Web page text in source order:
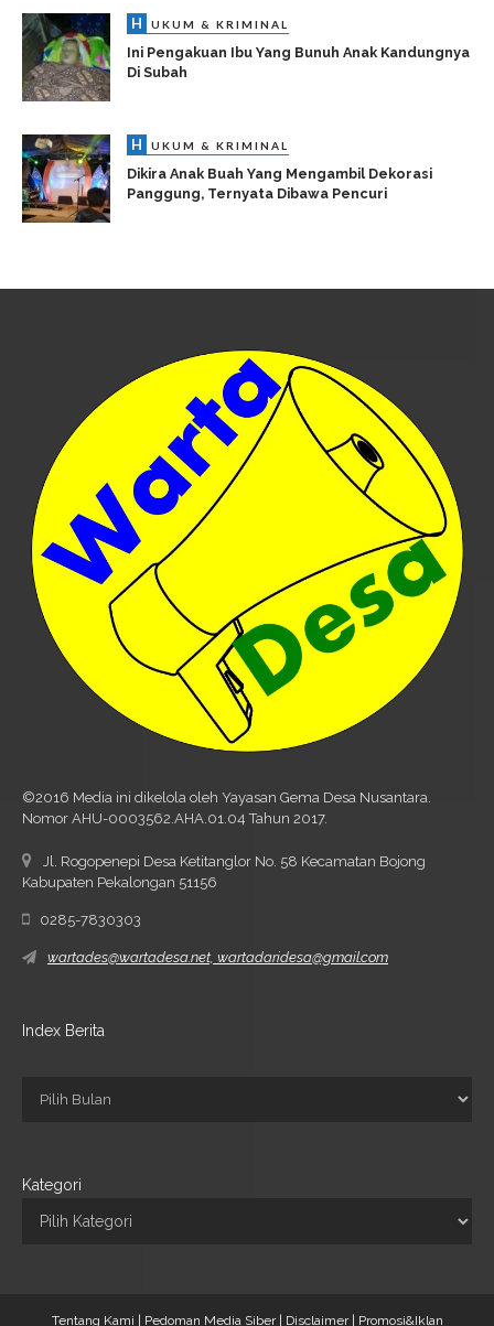
H UKUM & KRIMINAL
Ini Pengakuan Ibu Yang Bunuh Anak Kandungnya
Di Subah
H UKUM & KRIMINAL
Dikira Anak Buah Yang Mengambil Dekorasi
Panggung, Ternyata Dibawa Pencuri
©2016 Media ini dikelola oleh Yayasan Gema Desa Nusantara.
Nomor AHU-0003562.AHA.01.04 Tahun 2017.
Jl. Rogopenepi Desa Ketitanglor No. 58 Kecamatan Bojong
Kabupaten Pekalongan 51156
0285-7830303
wartades@wartadesa.net, wartadaridesa@gmail.com
Index Berita
Kategori
Tentang Kami | Pedoman Media Siber | Disclaimer | Promosi&Iklan